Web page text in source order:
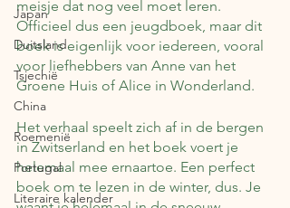
Japan
Duitsland
Tsjechië
China
Roemenië
Portugal
Literaire kalender
meisje dat nog veel moet leren.
Officieel dus een jeugdboek, maar dit
boek is eigenlijk voor iedereen, vooral
voor liefhebbers van Anne van het
Groene Huis of Alice in Wonderland.
Het verhaal speelt zich af in de bergen
in Zwitserland en het boek voert je
helemaal mee ernaartoe. Een perfect
boek om te lezen in de winter, dus. Je